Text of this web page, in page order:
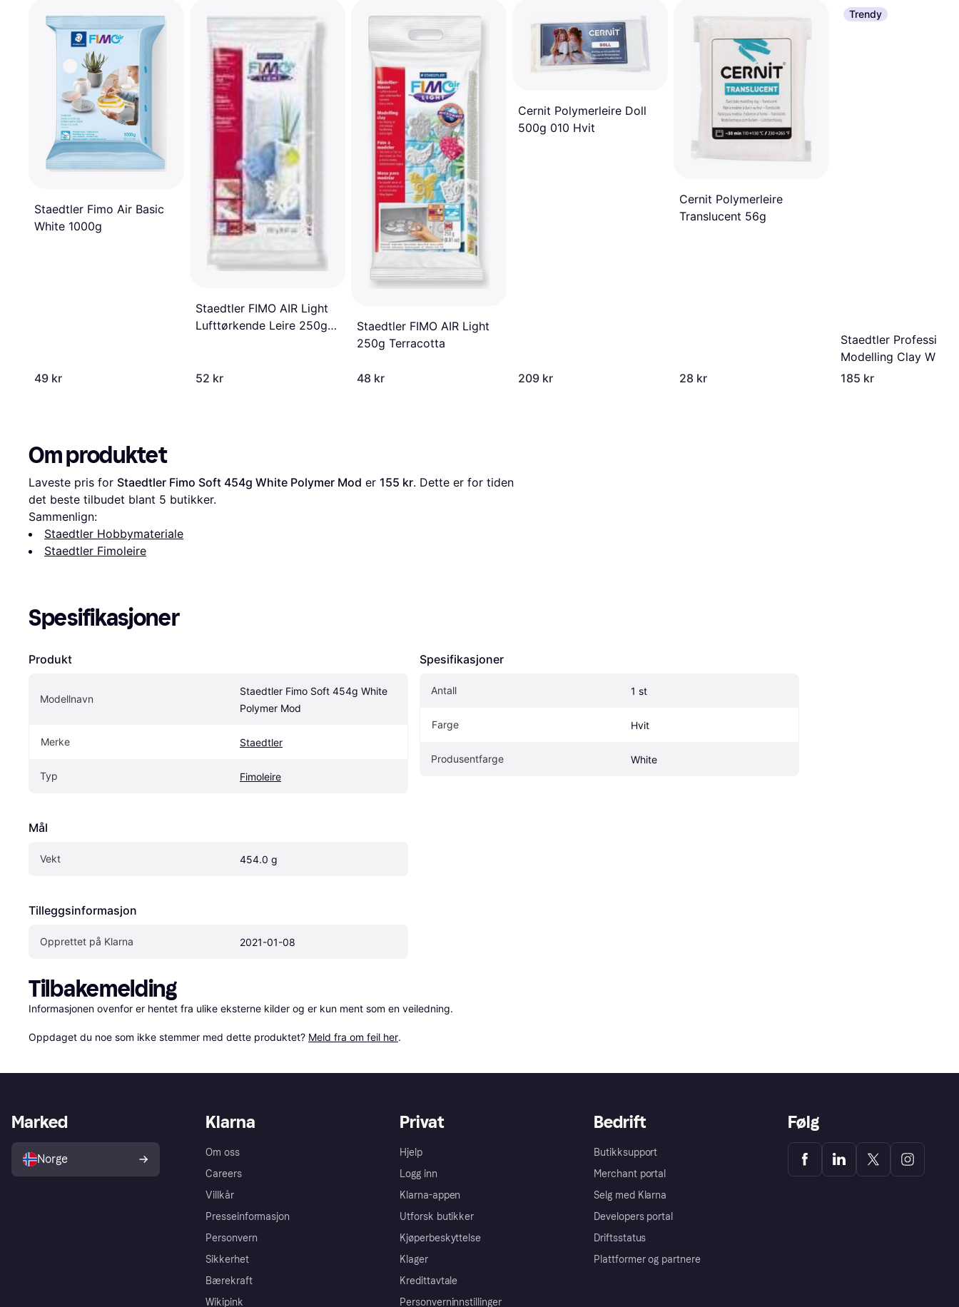
Staedtler Fimo Air Basic
White 1000g
49 kr
Staedtler FIMO AIR Light
Lufttørkende Leire 250g
52 kr
Staedtler FIMO AIR Light
250g Terracotta
48 kr
Cernit Polymerleire Doll
500g 010 Hvit
209 kr
Cernit Polymerleire
Translucent 56g
28 kr
Trendy
Staedtler Professional
Modelling Clay White
454g
185 kr
Om produktet
Laveste pris for Staedtler Fimo Soft 454g White Polymer Mod er 155 kr. Dette er for tiden
det beste tilbudet blant 5 butikker.
Sammenlign:
Staedtler Hobbymateriale
Staedtler Fimoleire
Spesifikasjoner
Produkt
Modellnavn
Staedtler Fimo Soft 454g White
Polymer Mod
Merke Staedtler
Typ Fimoleire
Mål
Vekt 454.0 g
Tilleggsinformasjon
Opprettet på Klarna 2021-01-08
Spesifikasjoner
Antall 1 st
Farge Hvit
Produsentfarge White
Tilbakemelding
Informasjonen ovenfor er hentet fra ulike eksterne kilder og er kun ment som en veiledning.
Oppdaget du noe som ikke stemmer med dette produktet? Meld fra om feil her.
Klarna
Om oss
Careers
Villkår
Presseinformasjon
Personvern
Sikkerhet
Bærekraft
Wikipink
Privat
Hjelp
Logg inn
Klarna-appen
Utforsk butikker
Kjøperbeskyttelse
Klager
Kredittavtale
Personverninnstillinger
Bedrift
Butikksupport
Merchant portal
Selg med Klarna
Developers portal
Driftsstatus
Plattformer og partnere
Marked
Norge
Følg